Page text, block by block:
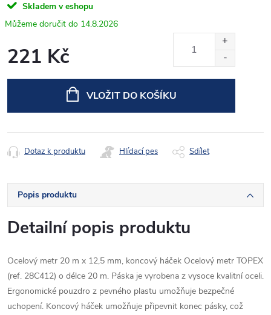
Skladem v eshopu
14.8.2026
221 Kč
VLOŽIT DO KOŠÍKU
Dotaz k produktu Hlídací pes Sdílet
Popis produktu
Detailní popis produktu
Ocelový metr 20 m x 12,5 mm, koncový háček Ocelový metr TOPEX
(ref. 28C412) o délce 20 m. Páska je vyrobena z vysoce kvalitní oceli.
Ergonomické pouzdro z pevného plastu umožňuje bezpečné
uchopení. Koncový háček umožňuje připevnit konec pásky, což